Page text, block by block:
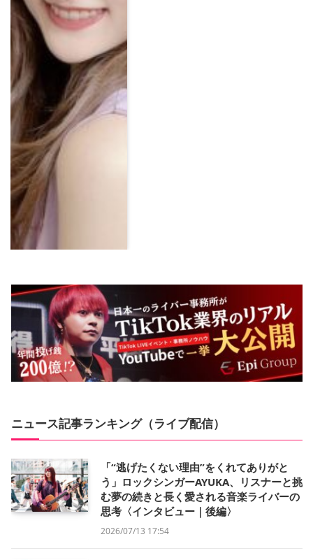
ニュース記事ランキング（ライブ配信）
「“逃げたくない理由”をくれてありがと
う」ロックシンガーAYUKA、リスナーと挑
む夢の続きと長く愛される音楽ライバーの
思考〈インタビュー｜後編〉
2026/07/13 17:54